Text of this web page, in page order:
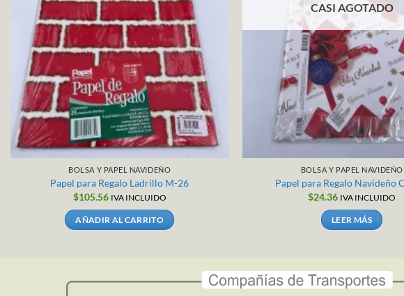
BOLSA Y PAPEL NAVIDEÑO
Papel para Regalo Ladrillo M-26
$105.56 IVA INCLUIDO
AÑADIR AL CARRITO
CASI AGOTADO
BOLSA Y PAPEL NAVIDEÑO
Papel para Regalo Navideño
$24.36 IVA INCLUIDO
LEER MÁS